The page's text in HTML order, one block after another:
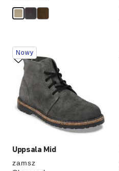
Uppsala Mid
zamsz
Wybranie
koloru
spowoduje
zmianę
zdjęcia
produktu
Nowy